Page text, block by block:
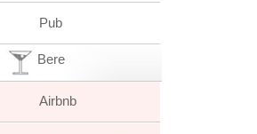
Pub
Bere
Airbnb